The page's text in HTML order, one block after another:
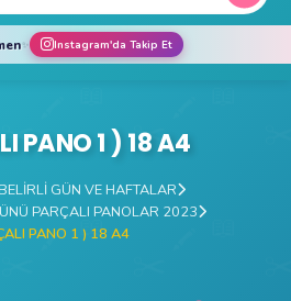
✨ Instagram'da Takip Et
PANO 1 ) 18 A4
BELİRLİ GÜN VE HAFTALAR
PARÇALI PANOLAR 2023
PANO 1 ) 18 A4